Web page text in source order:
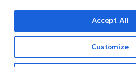
Customize
Accept All
Copyright © 2026 คณะวิศวกรรมศ
เทคโนโลยีราชมงคลธัญ